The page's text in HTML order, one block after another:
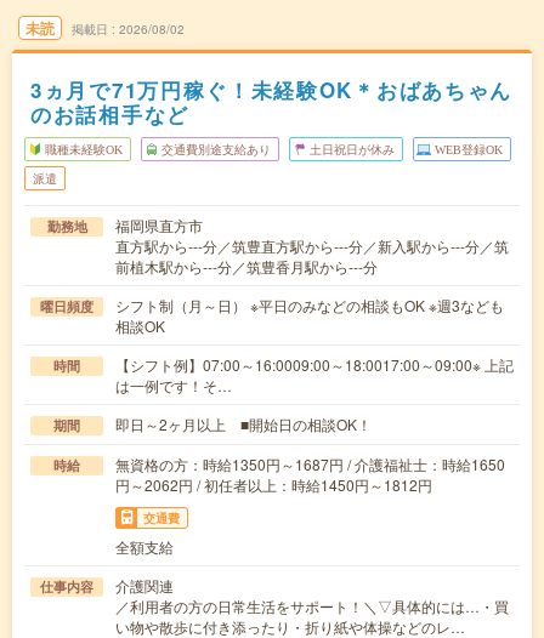
未読 掲載日 2026/08/02
3ヵ月で71万円稼ぐ！未経験OK＊おばあちゃん
のお話相手など
職種未経験OK 交通費別途支給あり 土日祝日が休み WEB登録OK
派遣
勤務地
福岡県直方市
直方駅から---分／筑豊直方駅から---分／新入駅から---分／筑
前植木駅から---分／筑豊香月駅から---分
曜日頻度
シフト制（月～日） ※平日のみなどの相談もOK ※週3なども
相談OK
時間
【シフト例】07:00～16:0009:00～18:0017:00～09:00※ 上記
は一例です！そ…
期間 即日～2ヶ月以上 ■開始日の相談OK！
時給
無資格の方：時給1350円～1687円 / 介護福祉士：時給1650
円～2062円 / 初任者以上：時給1450円～1812円
交通費
全額支給
仕事内容
介護関連
／利用者の方の日常生活をサポート！＼▽具体的には…・買
い物や散歩に付き添ったり・折り紙や体操などのレ…